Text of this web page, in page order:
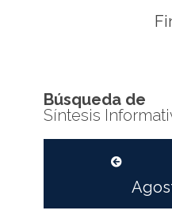
Búsqueda de
Síntesis